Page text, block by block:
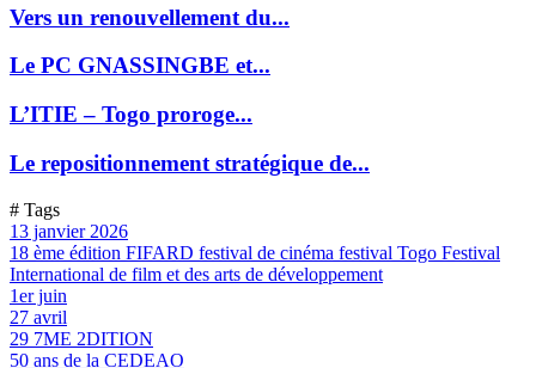
Vers un renouvellement du...
Le PC GNASSINGBE et...
L’ITIE – Togo proroge...
Le repositionnement stratégique de...
# Tags
13 janvier 2026
18 ème édition FIFARD festival de cinéma festival Togo Festival
International de film et des arts de développement
1er juin
27 avril
29 7ME 2DITION
50 ans de la CEDEAO